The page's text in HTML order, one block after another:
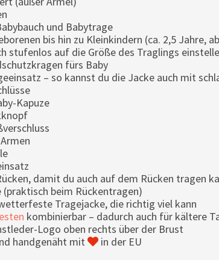
und Babytrage
bis hin zu Kleinkindern (ca. 2,5 Jahre,
stufenlos auf die Größe des Traglings
fürs Baby
– so kannst du die Jacke auch mit
Kapuze
damit du auch auf dem Rücken tragen
(praktisch beim Rückentragen)
Tragejacke, die richtig viel kann
kombinierbar – dadurch auch für kältere
Logo oben rechts über der Brust
handgenäht mit
in der EU